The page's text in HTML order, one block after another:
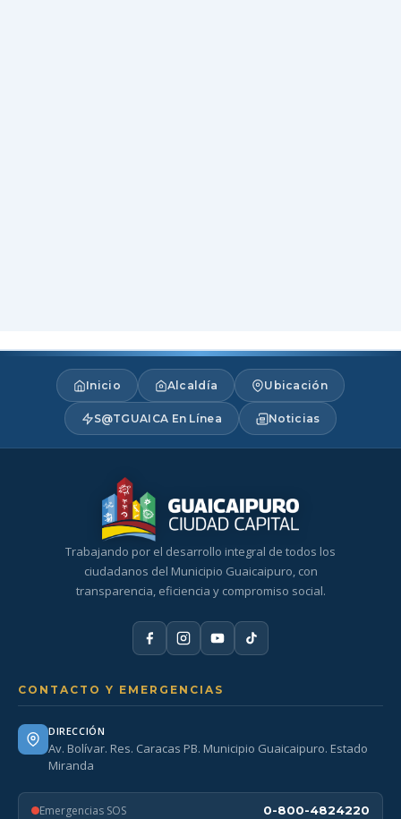
Inicio Alcaldía Ubicación
S@TGUAICA En Línea Noticias
Trabajando por el desarrollo integral de todos los
ciudadanos del Municipio Guaicaipuro, con
transparencia, eficiencia y compromiso social.
CONTACTO Y EMERGENCIAS
DIRECCIÓN
Av. Bolívar. Res. Caracas PB. Municipio Guaicaipuro. Estado
Miranda
Emergencias SOS 0-800-4824220